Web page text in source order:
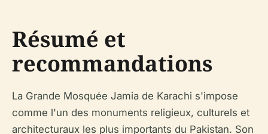
Résumé et
recommandations
La Grande Mosquée Jamia de Karachi s'impose
comme l'un des monuments religieux, culturels et
architecturaux les plus importants du Pakistan. Son